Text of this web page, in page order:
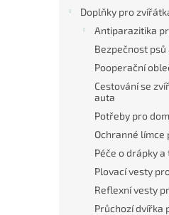
Doplňky pro
Antiparazitika
Bezpečnost psů
Pooperační
Cestování se
auta
Potřeby pro
Ochranné límce
Péče o drápky
Plovací vesty
Reflexní vesty
Průchozí dvířka